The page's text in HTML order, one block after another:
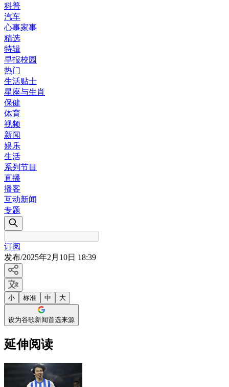
科普
汽车
心事家事
精选
特辑
早报校园
热门
生活贴士
星座与生肖
保健
体育
视频
新闻
娱乐
生活
系列节目
直播
播客
互动新闻
专题
订阅
发布/2025年2月10日 18:39
小 标准 中 大
设为谷歌新闻首选来源
延伸阅读